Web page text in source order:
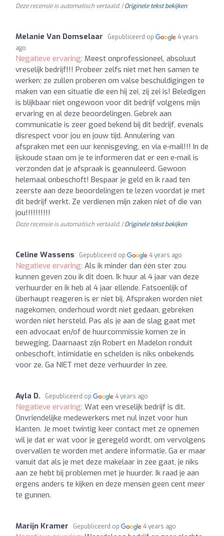
Deze recensie is automatisch vertaald. |Originele tekst bekijken
Melanie Van Domselaar Gepubliceerd op
4 years
ago
Negatieve ervaring: Meest onprofessioneel, absoluut
vreselijk bedrijf!!! Probeer zelfs niet met hen samen te
werken; ze zullen proberen om valse beschuldigingen te
maken van een situatie die een hij zei, zij zei is! Beledigen
is blijkbaar niet ongewoon voor dit bedrijf volgens mijn
ervaring en al deze beoordelingen. Gebrek aan
communicatie is zeer goed bekend bij dit bedrijf, evenals
disrespect voor jou en jouw tijd. Annulering van
afspraken met een uur kennisgeving, en via e-mail!!! In de
ijskoude staan om je te informeren dat er een e-mail is
verzonden dat je afspraak is geannuleerd. Gewoon
helemaal onbeschoft! Bespaar je geld en ik raad ten
zeerste aan deze beoordelingen te lezen voordat je met
dit bedrijf werkt. Ze verdienen mijn zaken niet of die van
jou!!!!!!!!!!
Deze recensie is automatisch vertaald. |Originele tekst bekijken
Celine Wassens Gepubliceerd op 4 years ago
Negatieve ervaring: Als ik minder dan één ster zou
kunnen geven zou ik dit doen. Ik huur al 4 jaar van deze
verhuurder en ik heb al 4 jaar ellende. Fatsoenlijk of
überhaupt reageren is er niet bij. Afspraken worden niet
nagekomen, onderhoud wordt niet gedaan, gebreken
worden niet hersteld. Pas als je aan de slag gaat met
een advocaat en/of de huurcommissie komen ze in
beweging. Daarnaast zijn Robert en Madelon ronduit
onbeschoft, intimidatie en schelden is niks onbekends
voor ze. Ga NIET met deze verhuurder in zee.
Ayla D. Gepubliceerd op 4 years ago
Negatieve ervaring: Wat een vreselijk bedrijf is dit.
Onvriendelijke medewerkers met nul inzet voor hun
klanten. Je moet twintig keer contact met ze opnemen
wil je dat er wat voor je geregeld wordt, om vervolgens
overvallen te worden met andere informatie. Ga er maar
vanuit dat als je met deze makelaar in zee gaat, je niks
aan ze hebt bij problemen met je huurder. Ik raad je aan
ergens anders te kijken en deze mensen geen cent meer
te gunnen.
Marijn Kramer Gepubliceerd op 4 years ago